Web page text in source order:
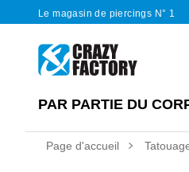
Le magasin de piercings N° 1
PAR PARTIE DU
Page d'accueil